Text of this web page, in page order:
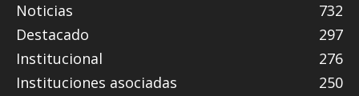
Noticias
732
Destacado
297
Institucional
276
Instituciones asociadas
250